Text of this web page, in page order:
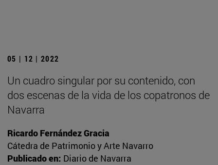
05 | 12 | 2022
Un cuadro singular por su contenido, con
dos escenas de la vida de los copatronos de
Navarra
Ricardo Fernández Gracia
Cátedra de Patrimonio y Arte Navarro
Publicado en: Diario de Navarra